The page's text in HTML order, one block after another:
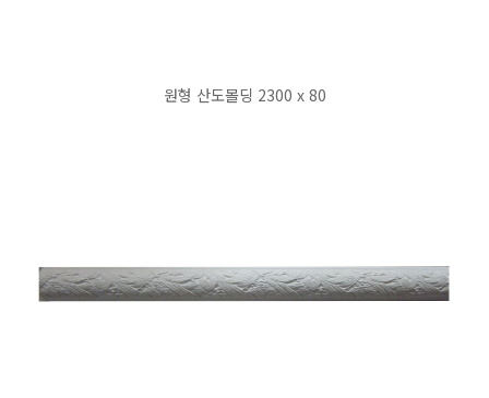
원형 산도몰딩 2300 x 80